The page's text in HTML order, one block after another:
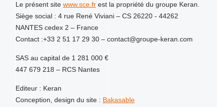
Le présent site www.sce.fr est la propriété du groupe Keran.
Siège social : 4 rue René Viviani – CS 26220 - 44262
NANTES cedex 2 – France
Contact :+33 2 51 17 29 30 – contact@groupe-keran.com
SAS au capital de 1 281 000 €
447 679 218 – RCS Nantes
Editeur : Keran
Conception, design du site : Bakasable